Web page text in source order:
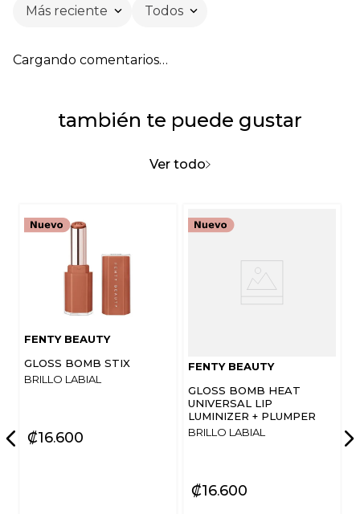
Más reciente Todos
Cargando comentarios…
también te puede gustar
Ver todo
FENTY BEAUTY
GLOSS BOMB STIX
BRILLO LABIAL
₡16600
FENTY BEAUTY
GLOSS BOMB HEAT
UNIVERSAL LIP
LUMINIZER + PLUMPER
BRILLO LABIAL
₡16600